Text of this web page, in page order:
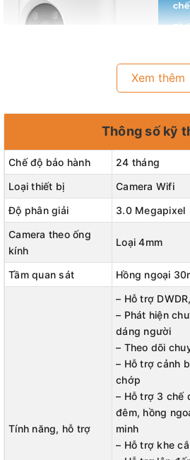
Tăng cường an ninh ngoài trời với
hình ảnh giám sát 360 độ, với độ
bảo không bỏ sót chi tiết nào từ ngày
theo dõi phóng to tự động tiên tiến
2K với chức năng quay quét sẽ chụp
người hoặc một chiếc xe di chuyển
phản ứng cảnh báo qua âm thanh tại
trái phép.
Độ phân giải 2K rõ
Xem thêm
Thông số kỹ
Chế độ bảo hành
24 tháng
Loại thiết bị
Camera Wifi
Độ phân giải
3.0 Megapixel
Camera theo ống
kính
Loại 4mm
Tầm quan sát Hồng ngoại
Tính năng, hỗ trợ
– Hỗ trợ
– Phát hiện
dáng người
– Theo dõi
– Hỗ trợ cảnh
chớp
– Hỗ trợ 3 chế
đêm, hồng
minh
– Hỗ trợ khe